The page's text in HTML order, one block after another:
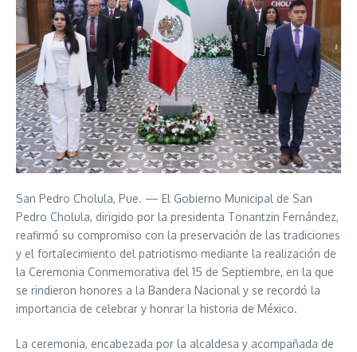
San Pedro Cholula, Pue. — El Gobierno Municipal de San
Pedro Cholula, dirigido por la presidenta Tonantzin Fernández,
reafirmó su compromiso con la preservación de las tradiciones
y el fortalecimiento del patriotismo mediante la realización de
la Ceremonia Conmemorativa del 15 de Septiembre, en la que
se rindieron honores a la Bandera Nacional y se recordó la
importancia de celebrar y honrar la historia de México.
La ceremonia, encabezada por la alcaldesa y acompañada de